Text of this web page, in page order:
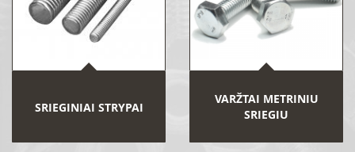
SRIEGINIAI STRYPAI
VARŽTAI METRINIU
SRIEGIU